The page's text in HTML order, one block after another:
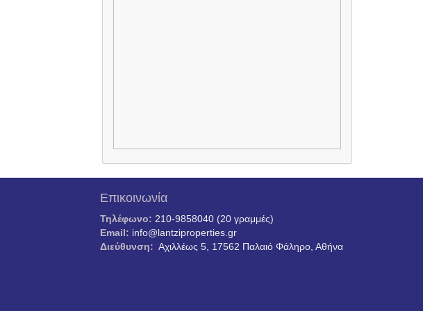
Επικοινωνία
Τηλέφωνο: 210-9858040 (20 γραμμές)
Email: info@lantziproperties.gr
Διεύθυνση: Αχιλλέως 5, 17562 Παλαιό Φάληρο, Αθήνα